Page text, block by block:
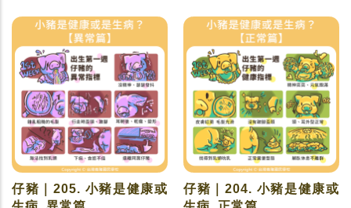
仔豬｜205. 小豬是健康或
仔豬｜204. 小豬是健康或